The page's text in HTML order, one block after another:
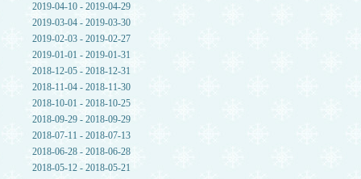
2019-04-10 - 2019-04-29
2019-03-04 - 2019-03-30
2019-02-03 - 2019-02-27
2019-01-01 - 2019-01-31
2018-12-05 - 2018-12-31
2018-11-04 - 2018-11-30
2018-10-01 - 2018-10-25
2018-09-29 - 2018-09-29
2018-07-11 - 2018-07-13
2018-06-28 - 2018-06-28
2018-05-12 - 2018-05-21